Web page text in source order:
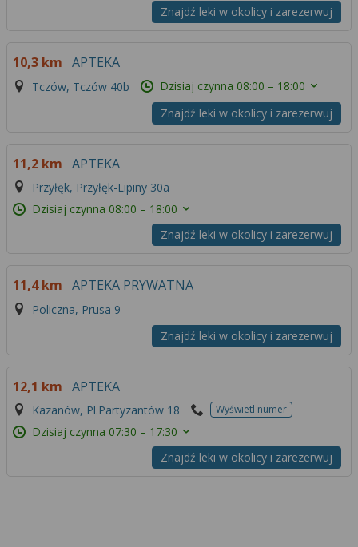
Znajdź leki w okolicy i zarezerwuj
10,3 km APTEKA
Tczów, Tczów 40b Dzisiaj czynna 08:00 – 18:00
Znajdź leki w okolicy i zarezerwuj
11,2 km APTEKA
Przyłęk, Przyłęk-Lipiny 30a
Dzisiaj czynna 08:00 – 18:00
Znajdź leki w okolicy i zarezerwuj
11,4 km APTEKA PRYWATNA
Policzna, Prusa 9
Znajdź leki w okolicy i zarezerwuj
12,1 km APTEKA
Kazanów, Pl.Partyzantów 18 Wyświetl numer
Dzisiaj czynna 07:30 – 17:30
Znajdź leki w okolicy i zarezerwuj